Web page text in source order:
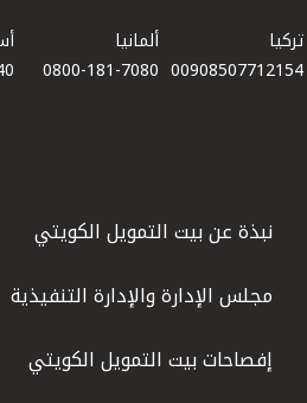
تركيا
00908507712154​
ألمانيا
0800-181-7080
نبذة عن بيت التمويل الكويتي
مجلس الإدارة والإدارة التنفيذية
إفصاحات بيت التمويل الكويتي